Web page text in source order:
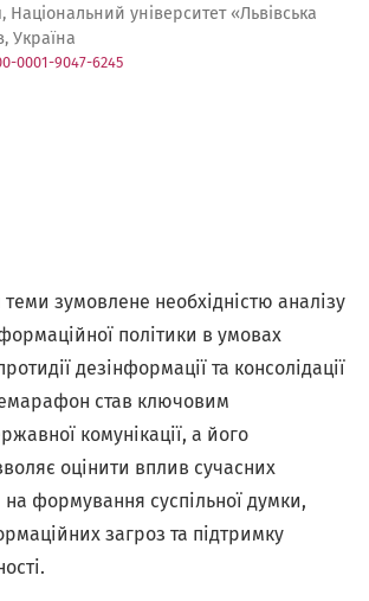
університет «Львівська
Україна
0001-9047-6245
зумовлене необхідністю аналізу
політики в умовах
дезінформації та консолідації
став ключовим
комунікації, а його
оцінити вплив сучасних
на формування суспільної думки,
загроз та підтримку